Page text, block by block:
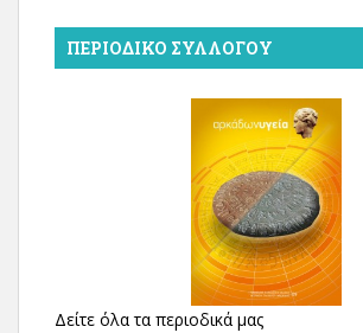
ΠΕΡΙΟΔΙΚΌ ΣΥΛΛΌΓΟΥ
Δείτε όλα τα περιοδικά μας